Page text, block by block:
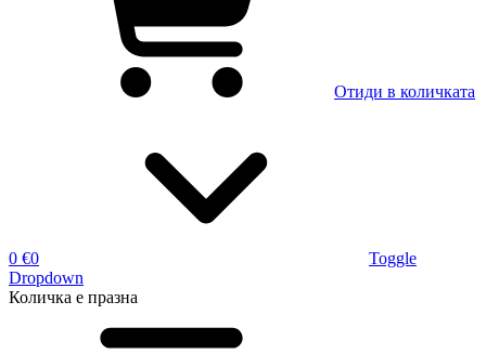
Отиди в количката
0 €0
Toggle
Dropdown
Количка е празна